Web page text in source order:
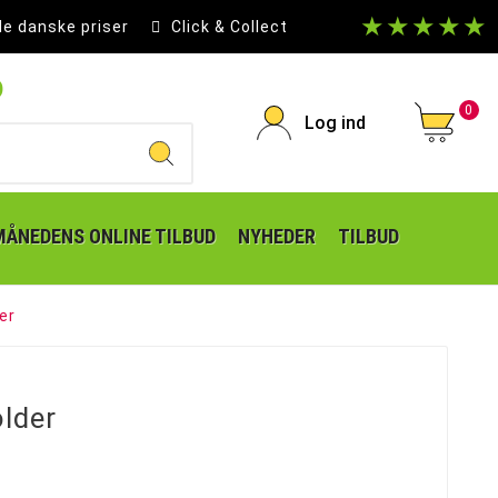
danske priser Click & Collect ★★★★★
Log ind
0
ONLINE TILBUD NYHEDER TILBUD